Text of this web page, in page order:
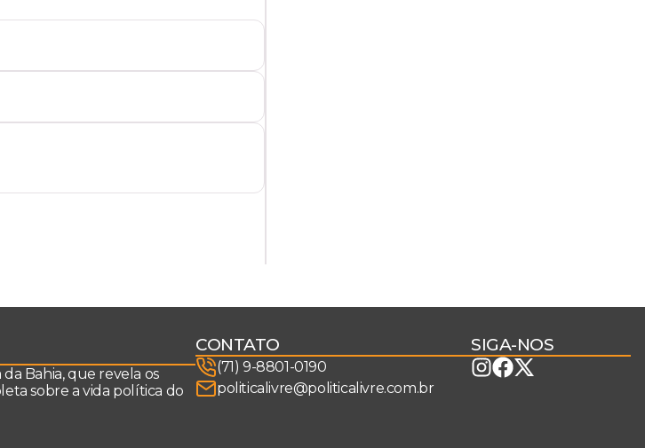
Bahia, que revela os
sobre a vida política do
CONTATO
(71) 9-8801-0190
politicalivre@politicalivre.com.br
SIGA-NOS